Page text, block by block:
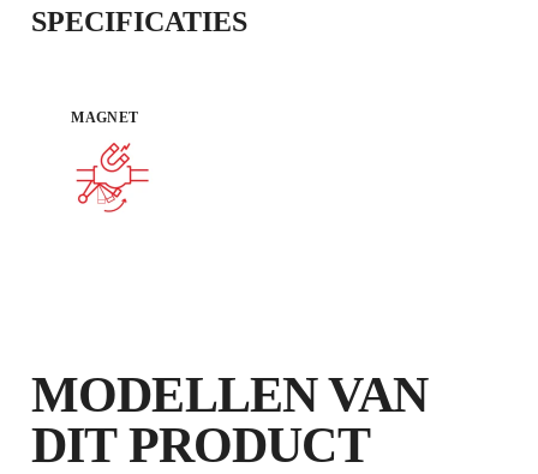
VERDIEN
SPECIFICATIES
MAGNET
MODELLEN VAN
DIT PRODUCT